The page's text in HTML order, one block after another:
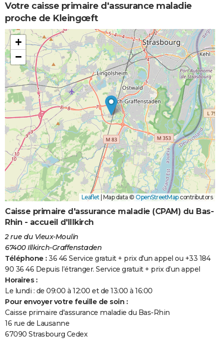
Votre caisse primaire d'assurance maladie
proche de Kleingœft
+
−
Leaflet Map data © OpenStreetMapcontributors
Caisse primaire d'assurance maladie (CPAM) du Bas-
Rhin - accueil d'Illkirch
2 rue du Vieux-Moulin
67400 Illkirch-Graffenstaden
Téléphone : 36 46 Service gratuit + prix d'un appel ou +33 184
90 36 46 Depuis l’étranger. Service gratuit + prix d’un appel
Horaires :
Le lundi : de 09:00 à 12:00 et de 13:00 à 16:00
Pour envoyer votre feuille de soin :
Caisse primaire d'assurance maladie du Bas-Rhin
16 rue de Lausanne
67090 Strasbourg Cedex